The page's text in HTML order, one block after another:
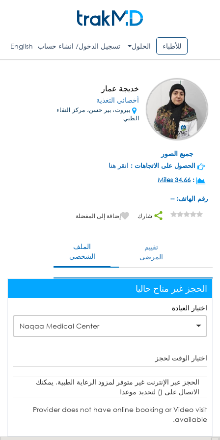
للأطباء الحلول تسجيل الدخول/ انشاء حساب English
جميع الصور
خديجة عمار
أخصائي التغذية
بيروت، بير حسن، مركز النقاء
الطبي
الحصول على الاتجاهات : انقر هنا
:
34.66 Miles
رقم الهاتف: --
شارك إضافة إلى المفضلة
الملف
الشخصي
تقييم
المرضى
الحجز غير متاح حاليا
اختيار العيادة
Naqaa Medical Center
اختيار الوقت لحجز
الحجز عبر الإنترنت غير متوفر لمزود الرعاية الطبية. يمكنك
الاتصال على () لتحديد موعد!
Provider does not have online booking or Video visit
available.